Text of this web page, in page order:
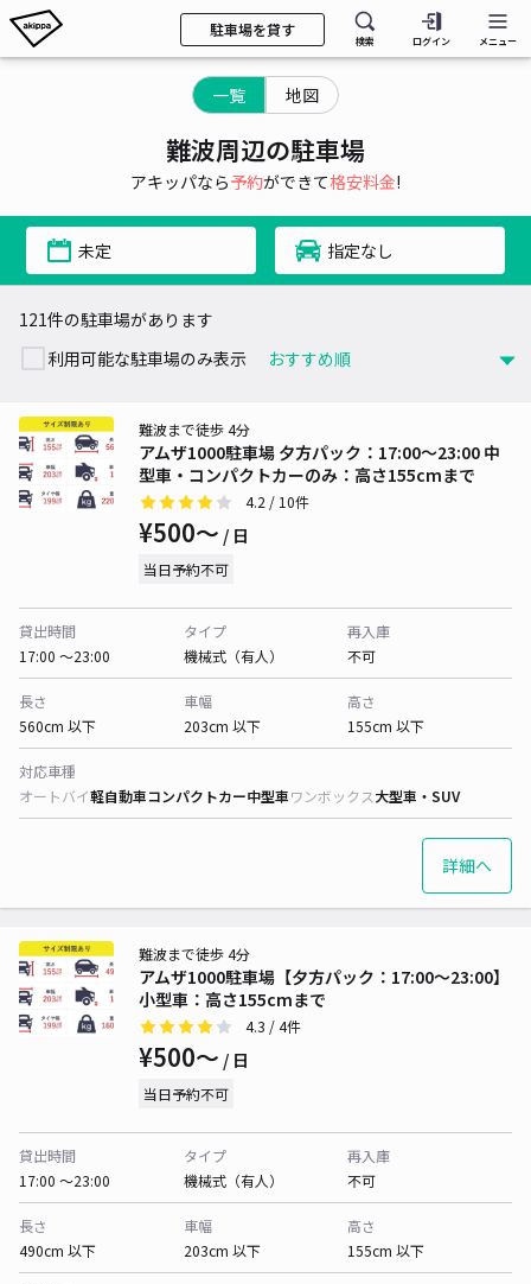
駐車場を貸す
検索 ログイン メニュー
一覧 地図
難波周辺の駐車場
アキッパなら予約ができて格安料金!
未定 指定なし
121件の駐車場があります
利用可能な駐車場のみ表示
アムザ1000駐車場 夕方パック：17:00～23:00 中
型車・コンパクトカーのみ：高さ155cmまで
難波まで徒歩 4分
4.2 / 10件
¥500〜 / 日
当日予約不可
貸出時間
17:00 〜23:00
タイプ
機械式（有人）
再入庫
不可
長さ
560cm 以下
車幅
203cm 以下
高さ
155cm 以下
対応車種
オートバイ軽自動車コンパクトカー中型車ワンボックス大型車・SUV
詳細へ
アムザ1000駐車場【夕方パック：17:00～23:00】
小型車：高さ155cmまで
難波まで徒歩 4分
4.3 / 4件
¥500〜 / 日
当日予約不可
貸出時間
17:00 〜23:00
タイプ
機械式（有人）
再入庫
不可
長さ
490cm 以下
車幅
203cm 以下
高さ
155cm 以下